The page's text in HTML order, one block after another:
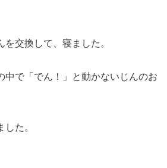
交換して、寝ました。
中で「でん！」と動かないじんのお
た。